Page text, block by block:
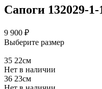
Сапоги 132029-1-
9 900 ₽
Выберите размер
35 22см
Нет в наличии
36 23см